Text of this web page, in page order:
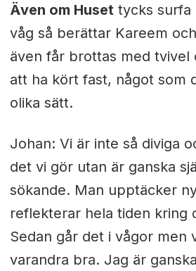
Även om Husettycks surfa
våg så berättar Kareem
även får brottas med tvivel
att ha kört fast, något som
olika sätt.
Johan: Vi är inte så diviga
det vi gör utan är ganska
sökande. Man upptäcker
reflekterar hela tiden kring
Sedan går det i vågor men
varandra bra. Jag är